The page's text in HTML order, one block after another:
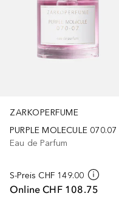
ZARKOPERFUME
PURPLE MOLECULE 070.07
Eau de Parfum
S-Preis CHF 149.00
Online CHF 108.75